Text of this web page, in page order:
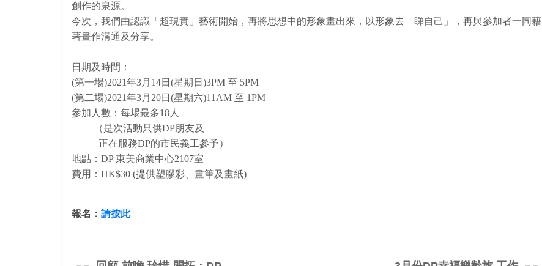
創作的泉源。
今次，我們由認識「超現實」藝術開始，再將思想中的形象畫出來，以形象去「睇自己」，再與參加者一同藉
著畫作溝通及分享。
日期及時間：
(第一場)2021年3月 14日 (星期日 )3PM 至 5PM
(第二場)2021年3月 20日 (星期六)11AM 至 1PM
參加人數：每埸最多18 人
（是次活動只供DP朋友及
正在服務DP的市民義工參予）
地點： DP東美商業中心2107室
費用： HK$30 (提供塑膠彩、畫筆及畫紙)
報名： 請按此